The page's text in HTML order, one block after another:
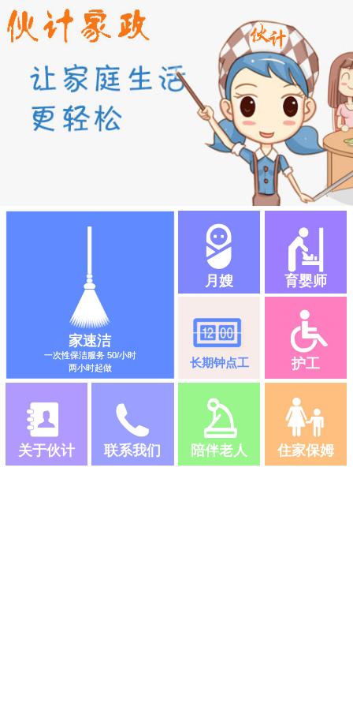
家速洁
一次性保洁服务 50/小时
两小时起做
月嫂 育婴师
长期钟点工 护工
关于伙计 联系我们 陪伴老人 住家保姆